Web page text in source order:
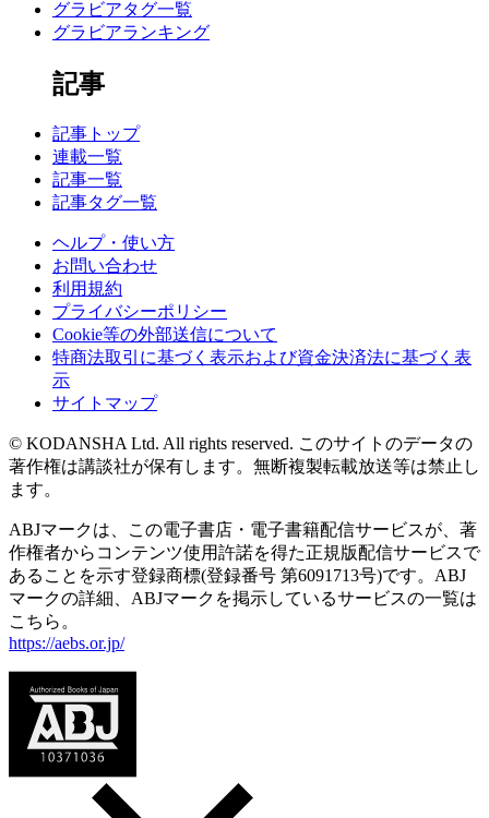
グラビアタグ一覧
グラビアランキング
記事
記事トップ
連載一覧
記事一覧
記事タグ一覧
ヘルプ・使い方
お問い合わせ
利用規約
プライバシーポリシー
Cookie等の外部送信について
特商法取引に基づく表示および資金決済法に基づく表
示
サイトマップ
© KODANSHA Ltd. All rights reserved. このサイトのデータの
著作権は講談社が保有します。無断複製転載放送等は禁止し
ます。
ABJマークは、この電子書店・電子書籍配信サービスが、著
作権者からコンテンツ使用許諾を得た正規版配信サービスで
あることを示す登録商標(登録番号 第6091713号)です。ABJ
マークの詳細、ABJマークを掲示しているサービスの一覧は
こちら。
https://aebs.or.jp/